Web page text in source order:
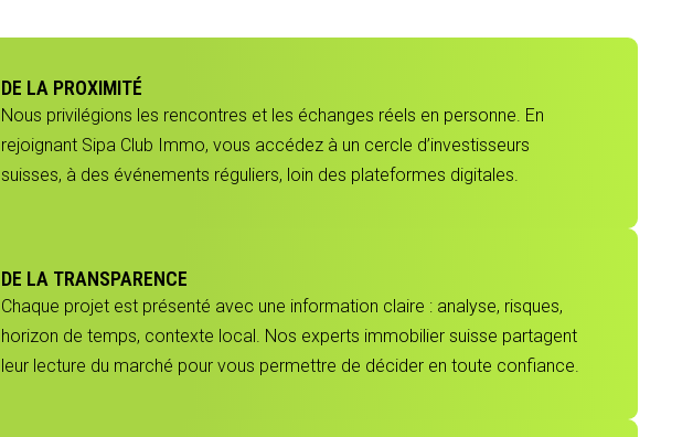
DE LA PROXIMITÉ
Nous privilégions les rencontres et les échanges réels en personne. En
rejoignant Sipa Club Immo, vous accédez à un cercle d’investisseurs
suisses, à des événements réguliers, loin des plateformes digitales.
DE LA TRANSPARENCE
Chaque projet est présenté avec une information claire : analyse, risques,
horizon de temps, contexte local. Nos experts immobilier suisse partagent
leur lecture du marché pour vous permettre de décider en toute confiance.